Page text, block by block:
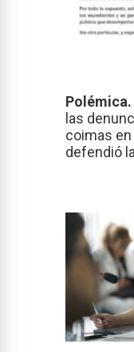
Polémica.
las
coimas en
defendió